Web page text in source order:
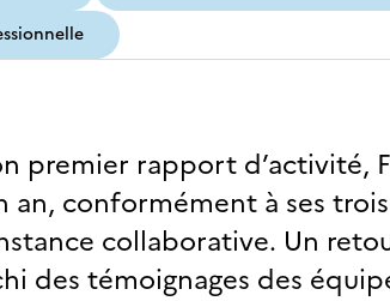
premier rapport d’activité,
an, conformément à ses
collaborative. Un
des témoignages des